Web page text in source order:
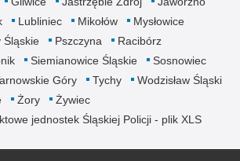
Lubliniec Mikołów
Mysłowice
Śląskie Pszczyna
Racibórz
Siemianowice Śląskie
Sosnowiec
Góry Tychy
Wodzisław Śląski
Żory
Żywiec
jednostek Śląskiej Policji - plik XLS